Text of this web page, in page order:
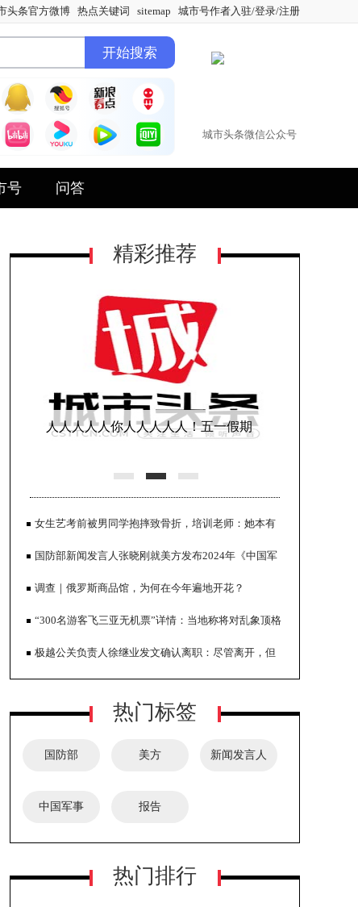
头条官方微博 热点关键词 sitemap 城市号作者入驻/登录/注册
城市头条微信公众号
号 问答
精彩推荐
人人人人人你人人人人人！五一假期
员会揭牌仪式在沪隆重举行
女生艺考前被男同学抱摔致骨折，培训老师：她本有
希望考进全省前三
国防部新闻发言人张晓刚就美方发布2024年《中国军
事与安全发展报告》发表谈话
调查｜俄罗斯商品馆，为何在今年遍地开花？
“300名游客飞三亚无机票”详情：当地称将对乱象顶格
处罚
极越公关负责人徐继业发文确认离职：尽管离开，但
心里终归充满感恩和感激
热门标签
国防部 美方 新闻发言人
中国军事 报告
热门排行